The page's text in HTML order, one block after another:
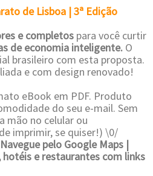
de Lisboa | 3ª Edição
e completos para você curtir
de economia inteligente. O
brasileiro com esta proposta.
e com design renovado!
eBook em PDF. Produto
do seu e-mail. Sem
mão no celular ou
imprimir, se quiser!) \0/
pelo Google Maps |
e restaurantes com links